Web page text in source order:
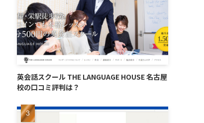
英会話スクール THE LANGUAGE HOUSE 名古屋
校の口コミ評判は？